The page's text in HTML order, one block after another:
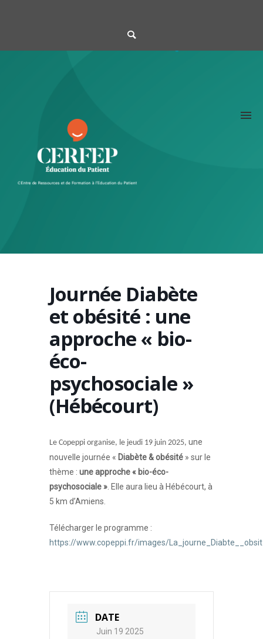
Journée Diabète
et obésité : une
approche « bio-
éco-
psychosociale »
(Hébécourt)
Le Copeppi organise, le jeudi 19 juin 2025, une
nouvelle journée « Diabète & obésité » sur le
thème : une approche « bio-éco-
psychosociale » . Elle aura lieu à Hébécourt, à
5 km d’Amiens.
Télécharger le programme :
https://www.copeppi.fr/images/
DATE
Juin 19 2025